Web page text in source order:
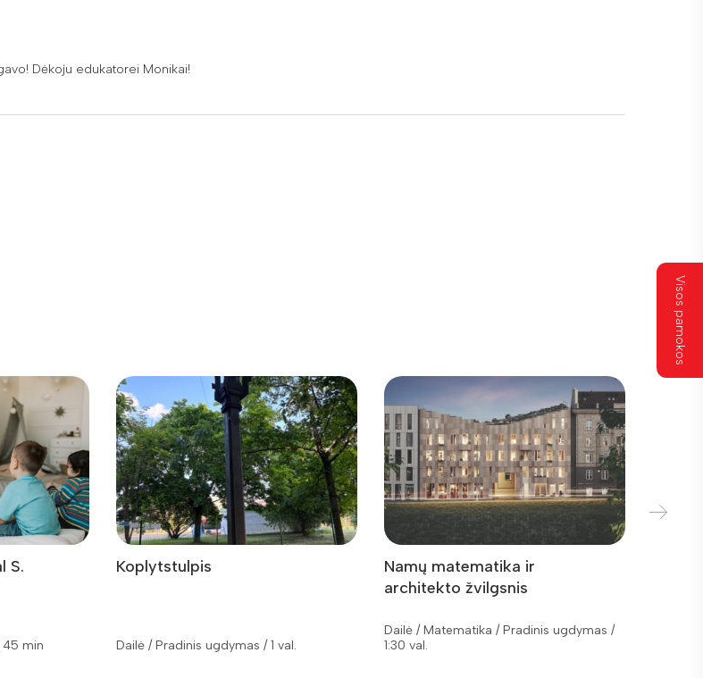
Dėkoju edukatorei Monikai!
S.
45 min
Koplytstulpis
Dailė / Pradinis ugdymas / 1 val.
Namų matematika ir
architekto žvilgsnis
Dailė / Matematika / Pradinis ugdymas /
1:30 val.
Visos pamokos